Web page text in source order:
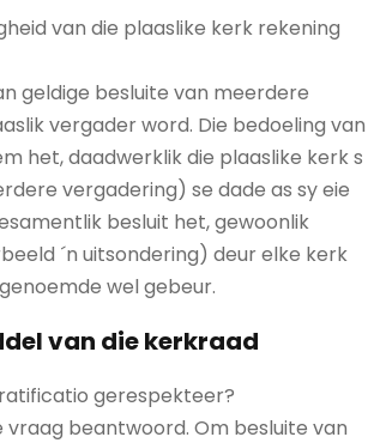
van die plaaslike kerk rekening
geldige besluite van meerdere
vergader word. Die bedoeling van
het, daadwerklik die plaaslike kerk s
vergadering) se dade as sy eie
besluit het, gewoonlik
´n uitsondering) deur elke kerk
wel gebeur.
van die kerkraad
gerespekteer?
vraag beantwoord. Om besluite van